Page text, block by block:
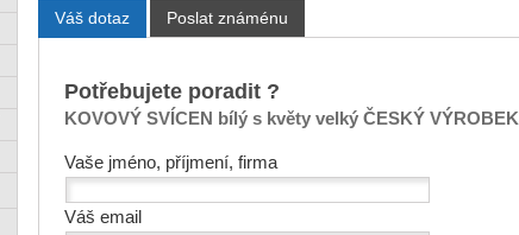
Váš dotaz Poslat známénu
Potřebujete poradit ?
KOVOVÝ SVÍCEN bílý s květy velký ČESKÝ VÝROBEK
Vaše jméno, příjmení, firma
Váš email